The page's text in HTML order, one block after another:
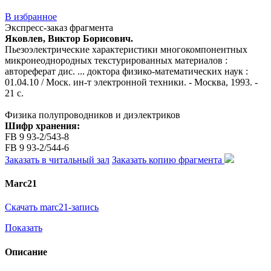
В избранное
Экспресс-заказ фрагмента
Яковлев, Виктор Борисович.
Пьезоэлектрические характеристики многокомпонентных
микронеоднородных текстурированных материалов :
автореферат дис. ... доктора физико-математических наук :
01.04.10 / Моск. ин-т электронной техники. - Москва, 1993. -
21 с.
Физика полупроводников и диэлектриков
Шифр хранения:
FB 9 93-2/543-8
FB 9 93-2/544-6
Заказать в читальный зал Заказать копию фрагмента
Marc21
Скачать marc21-запись
Показать
Описание